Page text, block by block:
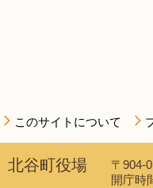
このサイトについて
北谷町役場
〒904-
開庁時